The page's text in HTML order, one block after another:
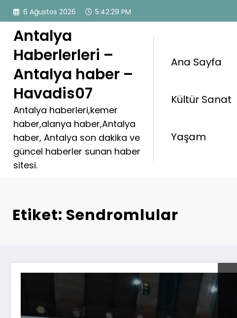
İçeriğe
atla
6 Ağustos 2026 5:42:29 PM
Antalya
Haberlerleri –
Antalya haber –
Havadis07
Antalya haberleri,kemer
haber,alanya haber,Antalya
haber, Antalya son dakika ve
güncel haberler sunan haber
sitesi.
Ana Sayfa
Kültür Sanat
Yaşam
Etiket: Sendromlular